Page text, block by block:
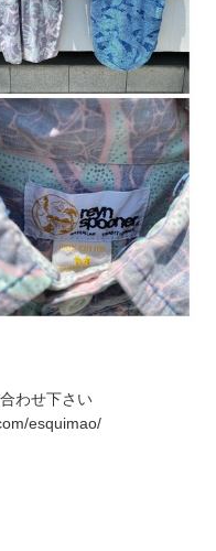
わせ下さい
esquimao/